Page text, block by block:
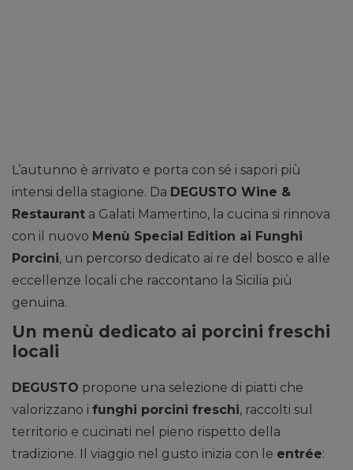
L’autunno è arrivato e porta con sé i sapori più
intensi della stagione. Da DEGUSTO Wine &
Restaurant a Galati Mamertino, la cucina si rinnova
con il nuovo Menù Special Edition ai Funghi
Porcini, un percorso dedicato ai re del bosco e alle
eccellenze locali che raccontano la Sicilia più
genuina.
Un menù dedicato ai porcini freschi
locali
DEGUSTO propone una selezione di piatti che
valorizzano i funghi porcini freschi, raccolti sul
territorio e cucinati nel pieno rispetto della
tradizione. Il viaggio nel gusto inizia con le entrée: